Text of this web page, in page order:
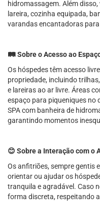
hidromassagem. Além
lareira, cozinha equipada,
varandas encantadoras
🛤️ Sobre o Acesso ao
Os hóspedes têm acesso
propriedade, incluindo
e lareiras ao ar livre. Áreas
espaço para piqueniques no
SPA com banheira de
garantindo momentos
😊 Sobre a Interação com o
Os anfitriões, sempre gentis
orientar ou ajudar os
tranquila e agradável. Caso
forma discreta, respeitando